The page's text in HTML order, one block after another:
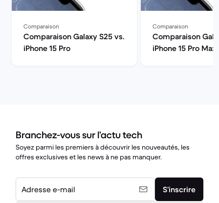
Comparaison
Comparaison Galaxy S25 vs.
iPhone 15 Pro
Comparaison
Comparaison
iPhone 15 Pro Max
Branchez-vous sur l’actu tech
Soyez parmi les premiers à découvrir les nouveautés, les
offres exclusives et les news à ne pas manquer.
Adresse e-mail S’inscrire